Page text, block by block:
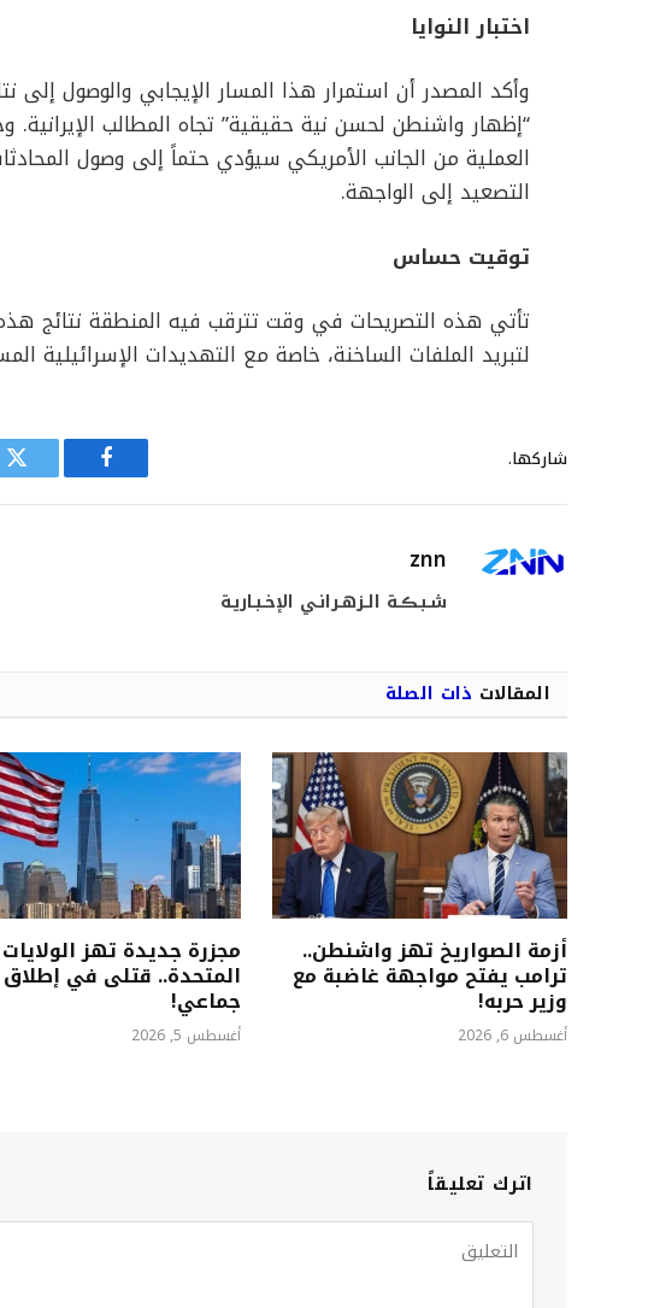
اختبار النوايا
وأكد المصدر أن استمرار هذا المسار الإيجابي والوصول
“إظهار واشنطن لحسن نية حقيقية” تجاه المطالب
العملية من الجانب الأمريكي سيؤدي حتماً إلى وصول
التصعيد إلى الواجهة.
توقيت حساس
تأتي هذه التصريحات في وقت تترقب فيه المنطقة نتائج
لتبريد الملفات الساخنة، خاصة مع التهديدات الإسرائيلية
شاركها.
فيسبوك
znn
شـبـڪـة الـزهـرانـي الإخـبـاريـة
المقالات ذات الصلة
أزمة الصواريخ تهز واشنطن..
ترامب يفتح مواجهة غاضبة مع
وزير حربه!
أغسطس 6, 2026
مجزرة جديدة تهز الولايات
المتحدة.. قتلى في إطلاق
جماعي!
أغسطس 5, 2026
اترك تعليقاً